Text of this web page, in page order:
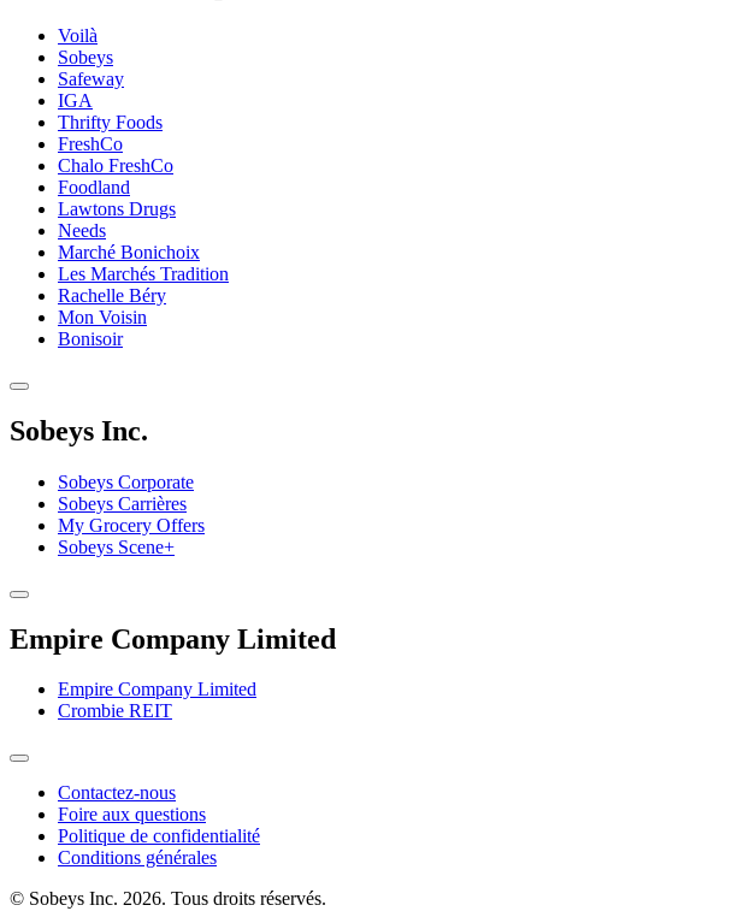
Voilà
Sobeys
Safeway
IGA
Thrifty Foods
FreshCo
Chalo FreshCo
Foodland
Lawtons Drugs
Needs
Marché Bonichoix
Les Marchés Tradition
Rachelle Béry
Mon Voisin
Bonisoir
Sobeys Inc.
Sobeys Corporate
Sobeys Carrières
My Grocery Offers
Sobeys Scene+
Empire Company Limited
Empire Company Limited
Crombie REIT
Footer
Menu
Contactez-nous
Foire aux questions
Politique de confidentialité
Conditions générales
© Sobeys Inc. 2026. Tous droits réservés.